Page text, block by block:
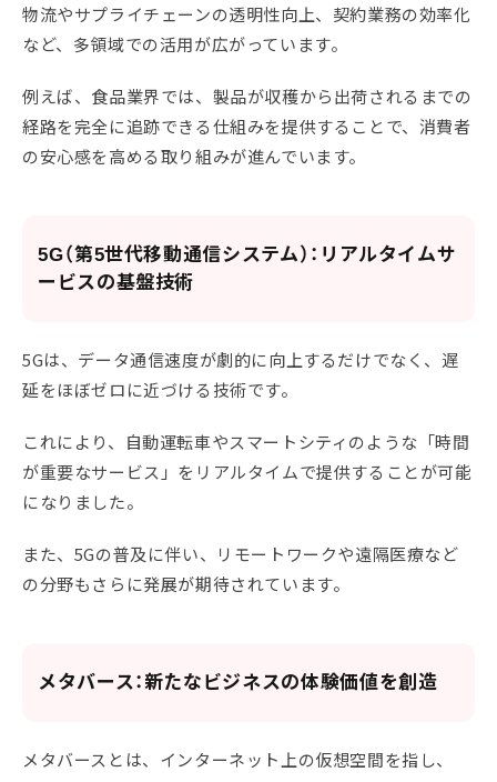
物流やサプライチェーンの透明性向上、契約業務の効率化
など、多領域での活用が広がっています。
例えば、食品業界では、製品が収穫から出荷されるまでの
経路を完全に追跡できる仕組みを提供することで、消費者
の安心感を高める取り組みが進んでいます。
5G（第5世代移動通信システム）：リアルタイムサ
ービスの基盤技術
5Gは、データ通信速度が劇的に向上するだけでなく、遅
延をほぼゼロに近づける技術です。
これにより、自動運転車やスマートシティのような「時間
が重要なサービス」をリアルタイムで提供することが可能
になりました。
また、5Gの普及に伴い、リモートワークや遠隔医療など
の分野もさらに発展が期待されています。
メタバース：新たなビジネスの体験価値を創造
メタバースとは、インターネット上の仮想空間を指し、